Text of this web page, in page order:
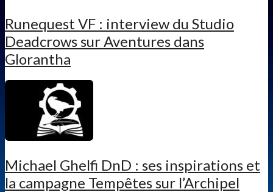
Runequest VF : interview du Studio
Deadcrows sur Aventures dans
Glorantha
Michael Ghelfi DnD : ses inspirations et
la campagne Tempêtes sur l’Archipel